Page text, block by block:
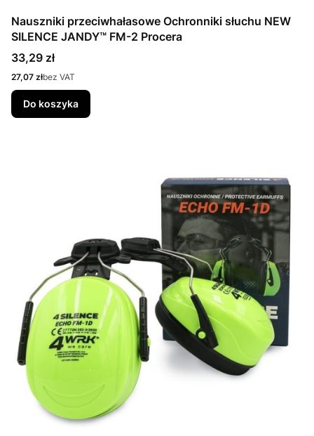
Nauszniki przeciwhałasowe Ochronniki słuchu NEW
SILENCE JANDY™ FM-2 Procera
Cena
33,29 zł
Cena
27,07 złbez VAT
Do koszyka